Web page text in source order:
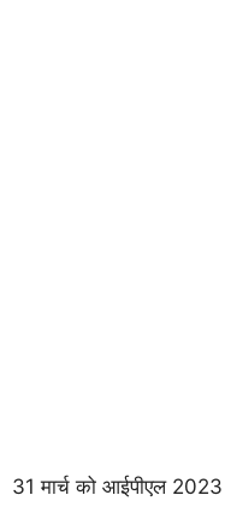
31 मार्च को आईपीएल